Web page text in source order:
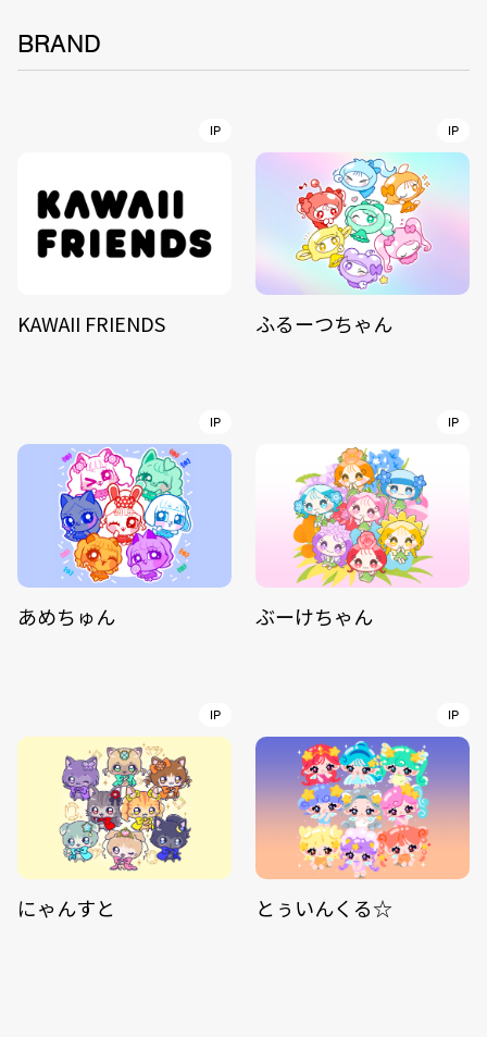
BRAND
IP
KAWAII FRIENDS
IP
ふるーつちゃん
IP
あめちゅん
IP
ぶーけちゃん
IP
にゃんすと
IP
とぅいんくる☆